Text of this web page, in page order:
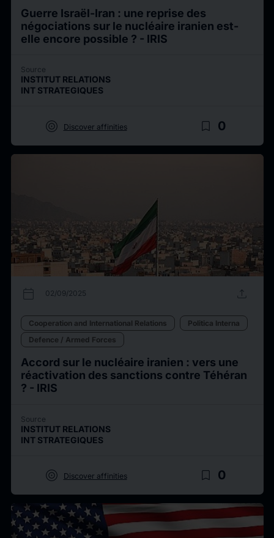
Guerre Israël-Iran : une reprise des
négociations sur le nucléaire iranien est-
elle encore possible ? - IRIS
Source
INSTITUT RELATIONS
INT STRATEGIQUES
target Discover affinities bookmark_border 0
calendar_today 02/09/2025 upload
Cooperation and International Relations
Politica Interna
Defence / Armed Forces
Accord sur le nucléaire iranien : vers une
réactivation des sanctions contre Téhéran
? - IRIS
Source
INSTITUT RELATIONS
INT STRATEGIQUES
target Discover affinities bookmark_border 0